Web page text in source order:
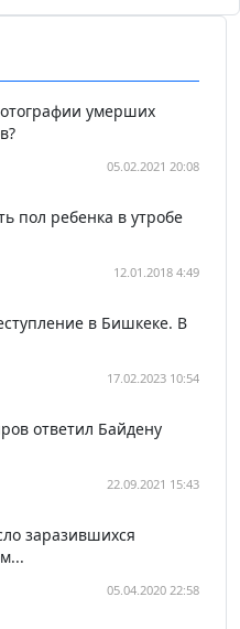
умерших
05.02.2021 20:08
пол ребенка в утробе
12.01.2018 4:49
в Бишкеке. В
17.02.2023 10:54
ответил Байдену
22.09.2021 15:43
заразившихся
05.04.2020 22:58